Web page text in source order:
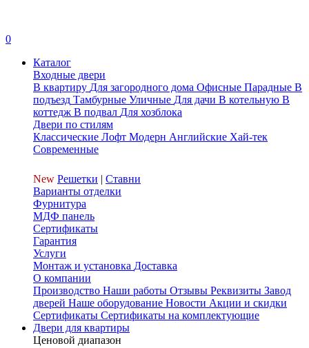
0
Каталог
Входные двери
В квартиру Для загородного дома Офисные Парадные В
подъезд Тамбурные Уличные Для дачи В котельную В
коттедж В подвал Для хозблока
Двери по стилям
Классические Лофт Модерн Английские Хай-тек
Современные
New Решетки | Ставни
Варианты отделки
Фурнитура
МДФ панель
Сертификаты
Гарантия
Услуги
Монтаж и установка Доставка
О компании
Производство Наши работы Отзывы Реквизиты Завод
дверей Наше оборудование Новости Акции и скидки
Сертификаты Сертификаты на комплектующие
Двери для квартиры
Ценовой диапазон